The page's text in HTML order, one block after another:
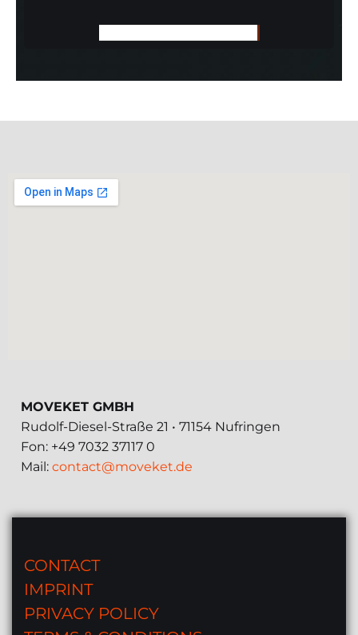
MOVEKET GMBH
Rudolf-Diesel-Straße 21 • 71154 Nufringen
Fon: +49 7032 37117 0
Mail: contact@moveket.de
CONTACT
IMPRINT
PRIVACY POLICY